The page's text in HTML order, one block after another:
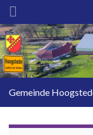
Search
Gemeinde